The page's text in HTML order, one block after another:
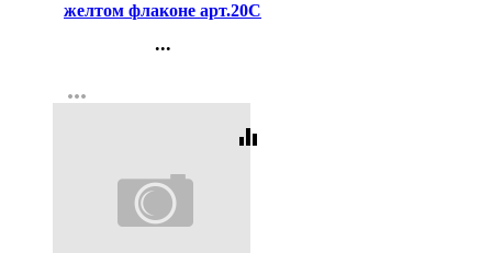
желтом флаконе арт.20С
...
Регистрация
more_horiz
equalizer